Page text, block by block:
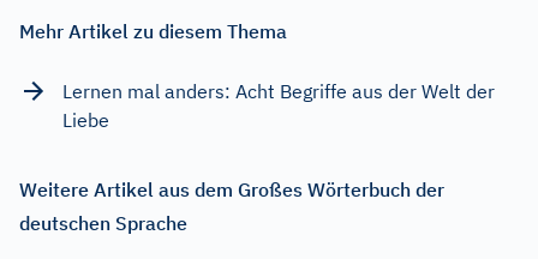
Mehr Artikel zu diesem Thema
Lernen mal anders: Acht Begriffe aus der Welt der
Liebe
Weitere Artikel aus dem Großes Wörterbuch der
deutschen Sprache